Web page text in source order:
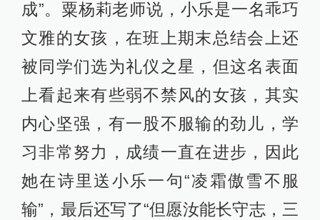
成”。粟杨莉老师说，小乐是一名乖巧
文雅的女孩，在班上期末总结会上还
被同学们选为礼仪之星，但这名表面
上看起来有些弱不禁风的女孩，其实
内心坚强，有一股不服输的劲儿，学
习非常努力，成绩一直在进步，因此
她在诗里送小乐一句“凌霜傲雪不服
输”，最后还写了“但愿汝能长守志，三